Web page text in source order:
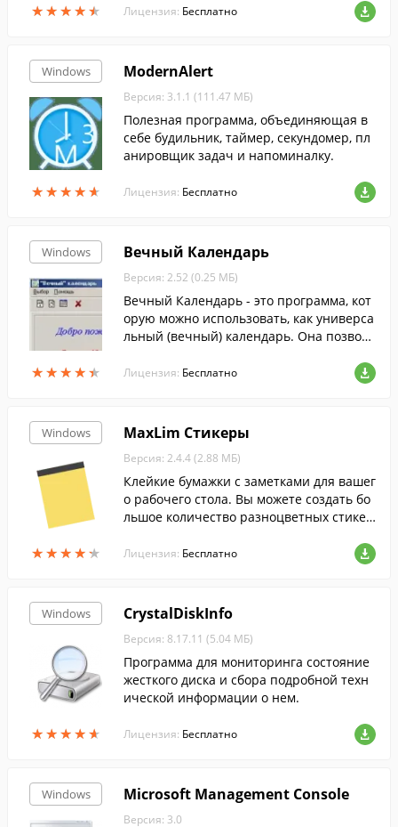
★★★★★
★★★★★
омпьютере.
Лицензия: Бесплатно
Windows
★★★★★
★★★★★
ModernAlert
Версия: 3.1.1 (111.47 МБ)
Полезная программа, объединяющая в
себе будильник, таймер, секундомер, пл
анировщик задач и напоминалку.
Лицензия: Бесплатно
Windows
★★★★★
★★★★★
Вечный Календарь
Версия: 2.52 (0.25 МБ)
Вечный Календарь - это программа, кот
орую можно использовать, как универса
льный (вечный) календарь. Она позволя
щей Вас даты.
Лицензия: Бесплатно
Windows
★★★★★
★★★★★
MaxLim Стикеры
Версия: 2.4.4 (2.88 МБ)
Клейкие бумажки с заметками для вашег
о рабочего стола. Вы можете создать бо
льшое количество разноцветных стикер
екст стикеров сохраняется автоматичес
Лицензия: Бесплатно
Windows
★★★★★
★★★★★
CrystalDiskInfo
Версия: 8.17.11 (5.04 МБ)
Программа для мониторинга состояние
жесткого диска и сбора подробной техн
ической информации о нем.
Лицензия: Бесплатно
Windows Microsoft Management Console
Версия: 3.0